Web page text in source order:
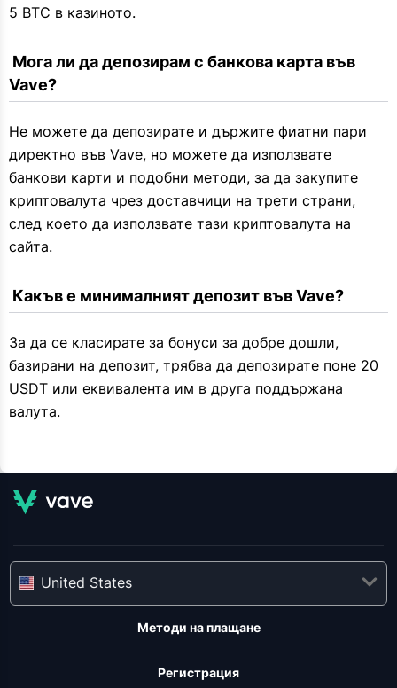
5 BTC в казиното.
Vave?
Не можете да депозирате и държите фиатни пари
директно във Vave, но можете да използвате
банкови карти и подобни методи, за да закупите
криптовалута чрез доставчици на трети страни,
след което да използвате тази криптовалута на
сайта.
Какъв е минималният депозит във Vave?
За да се класирате за бонуси за добре дошли,
базирани на депозит, трябва да депозирате поне 20
USDT или еквивалента им в друга поддържана
валута.
United States
Методи на плащане
Регистрация